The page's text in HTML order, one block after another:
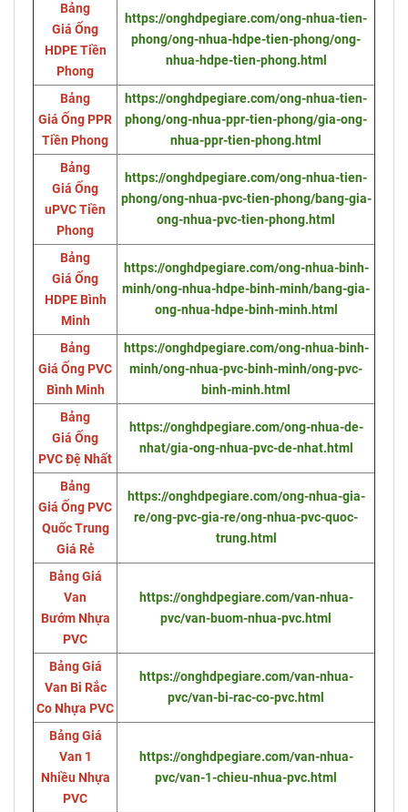
Bảng
Giá Ống
HDPE Tiền
Phong
https://onghdpegiare.com/ong-nhua-tien-
phong/ong-nhua-hdpe-tien-phong/ong-
nhua-hdpe-tien-phong.html
Bảng
Giá Ống PPR
Tiền Phong
https://onghdpegiare.com/ong-nhua-tien-
phong/ong-nhua-ppr-tien-phong/gia-ong-
nhua-ppr-tien-phong.html
Bảng
Giá Ống
uPVC Tiền
Phong
https://onghdpegiare.com/ong-nhua-tien-
phong/ong-nhua-pvc-tien-phong/bang-gia-
ong-nhua-pvc-tien-phong.html
Bảng
Giá Ống
HDPE Bình
Minh
https://onghdpegiare.com/ong-nhua-binh-
minh/ong-nhua-hdpe-binh-minh/bang-gia-
ong-nhua-hdpe-binh-minh.html
Bảng
Giá Ống PVC
Bình Minh
https://onghdpegiare.com/ong-nhua-binh-
minh/ong-nhua-pvc-binh-minh/ong-pvc-
binh-minh.html
Bảng
Giá Ống
PVC Đệ Nhất
https://onghdpegiare.com/ong-nhua-de-
nhat/gia-ong-nhua-pvc-de-nhat.html
Bảng
Giá Ống PVC
Quốc Trung
Giá Rẻ
https://onghdpegiare.com/ong-nhua-gia-
re/ong-pvc-gia-re/ong-nhua-pvc-quoc-
trung.html
Bảng Giá
Van
Bướm Nhựa
PVC
https://onghdpegiare.com/van-nhua-
pvc/van-buom-nhua-pvc.html
Bảng Giá
Van Bi Rắc
Co Nhựa PVC
https://onghdpegiare.com/van-nhua-
pvc/van-bi-rac-co-pvc.html
Bảng Giá
Van 1
Nhiều Nhựa
PVC
https://onghdpegiare.com/van-nhua-
pvc/van-1-chieu-nhua-pvc.html